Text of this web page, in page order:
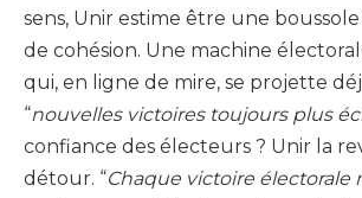
sens, Unir estime être une
de cohésion. Une machine
qui, en ligne de mire, se projette
“nouvelles victoires toujours plus
confiance des électeurs ? Unir la
détour. “Chaque victoire électorale